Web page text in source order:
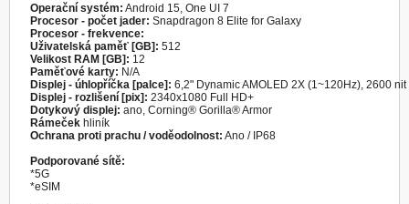
Operační systém: Android 15, One UI 7
Procesor - počet jader:
Procesor - frekvence:
Uživatelská paměť [GB]: 512
Velikost RAM [GB]: 12
Paměťové karty:
Displej - úhlopříčka [palce]: 6,2" Dynamic AMOLED 2X (1~120Hz), 2600 nit
Displej - rozlišení [pix]: 2340x1080 Full HD+
Dotykový displej: ano, Corning® Gorilla® Armor
Rámeček
Ochrana proti prachu / voděodolnost:
Podporované sítě:
*5G